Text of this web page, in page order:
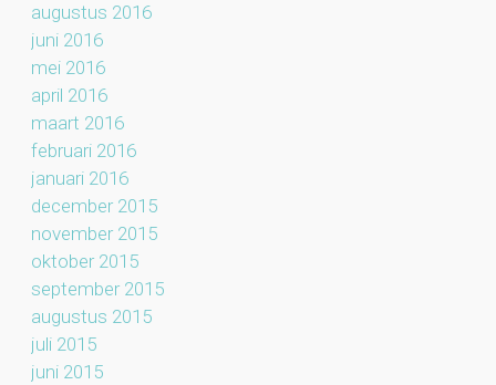
augustus 2016
juni 2016
mei 2016
april 2016
maart 2016
februari 2016
januari 2016
december 2015
november 2015
oktober 2015
september 2015
augustus 2015
juli 2015
juni 2015